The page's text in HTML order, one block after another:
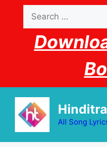
content
for:
All Song